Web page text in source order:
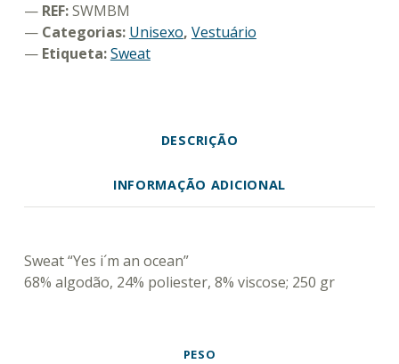
REF:SWMBM
Categorias: Unisexo, Vestuário
Etiqueta:Sweat
DESCRIÇÃO
INFORMAÇÃO ADICIONAL
Sweat “Yes i´m an ocean”
68% algodão, 24% poliester, 8% viscose; 250 gr
PESO